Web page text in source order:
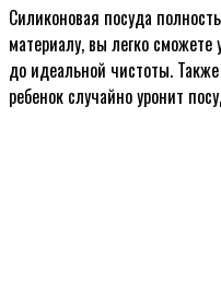
Силиконовая посуда
материалу, вы легко
до идеальной чистоты.
ребенок случайно уронит